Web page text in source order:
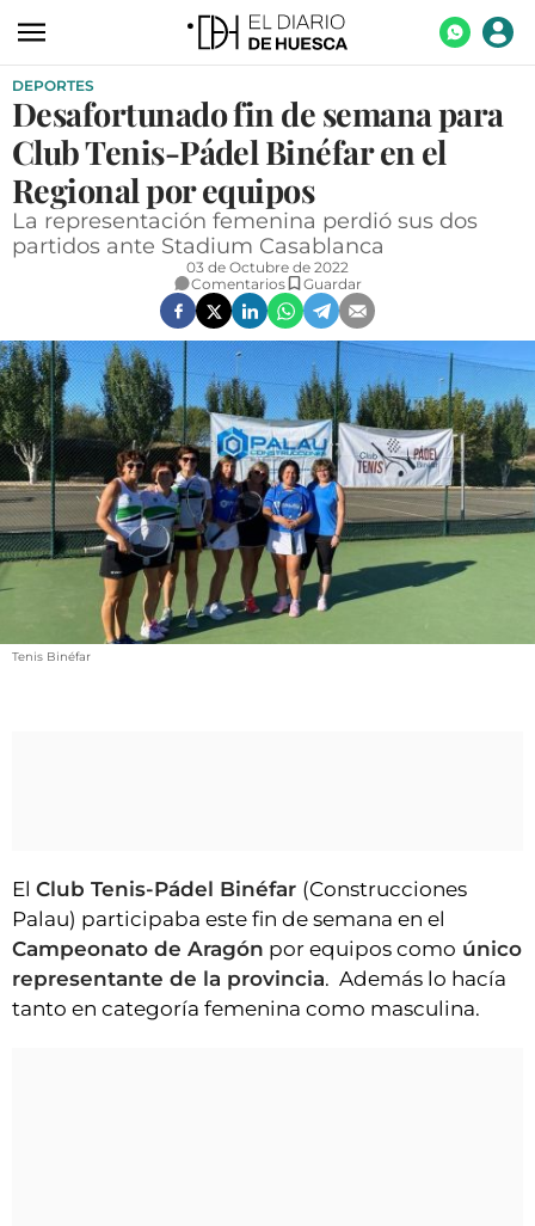
ACTUALIDAD
ECONOMÍA
TECNOLOGÍA
TURISMO
CULTURA
SOCIEDAD
OPINIÓN
GALERÍAS
VÍDEOS
CONTACTAR
FIESTAS EN EL ALTO ARAGÓN
ESQUELAS
CLUB DEL AMIGO MILITANTE
INICIAR SESIÓN
DEPORTES
Desafortunado fin de semana para
Club Tenis-Pádel Binéfar en el
Regional por equipos
La representación femenina perdió sus dos
partidos ante Stadium Casablanca
03 de Octubre de 2022
Comentarios
Guardar
Tenis Binéfar
El Club Tenis-Pádel Binéfar (Construcciones
Palau) participaba este fin de semana en el
Campeonato de Aragón por equipos como único
representante de la provincia. Además lo hacía
tanto en categoría femenina como masculina.